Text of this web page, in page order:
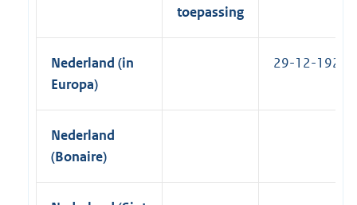
toepassing
Nederland (in
Europa)
29-12-1927
Nederland
(Bonaire)